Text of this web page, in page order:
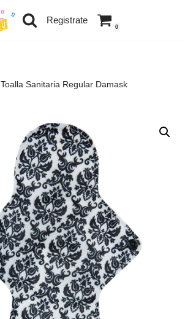
Registrate
0
Toalla Sanitaria Regular Damask